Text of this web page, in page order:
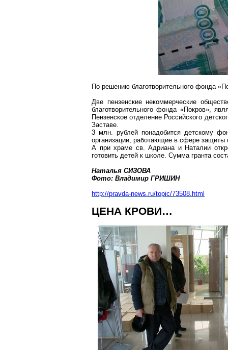
По решению благотворительного фонда
Две пензенские некоммерческие
благотворительного фонда «Покров»,
Пензенское отделение Российского
Заставе.
3 млн. рублей понадобится детскому
организации, работающие в сфере защиты
А при храме св.Адрианаи Наталии
готовить детей к школе. Сумма гранта
Наталья СИЗОВА
Фото: Владимир ГРИШИН
http://pravda-news.ru/topic/73508.html
ЦЕНА КРОВИ…